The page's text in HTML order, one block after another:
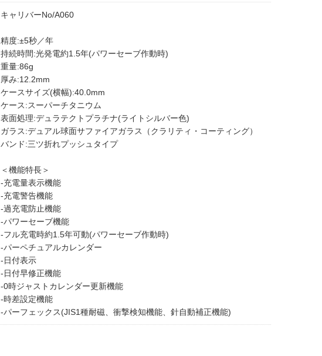
キャリバーNo/A060
精度:±5秒／年
持続時間:光発電約1.5年(パワーセーブ作動時)
重量:86g
厚み:12.2mm
ケースサイズ(横幅):40.0mm
ケース:スーパーチタニウム
表面処理:デュラテクトプラチナ(ライトシルバー色)
ガラス:デュアル球面サファイアガラス（クラリティ・コーティング）
バンド:三ツ折れプッシュタイプ
＜機能特長＞
-充電量表示機能
-充電警告機能
-過充電防止機能
-パワーセーブ機能
-フル充電時約1.5年可動(パワーセーブ作動時)
-パーペチュアルカレンダー
-日付表示
-日付早修正機能
-0時ジャストカレンダー更新機能
-時差設定機能
-パーフェックス(JIS1種耐磁、衝撃検知機能、針自動補正機能)